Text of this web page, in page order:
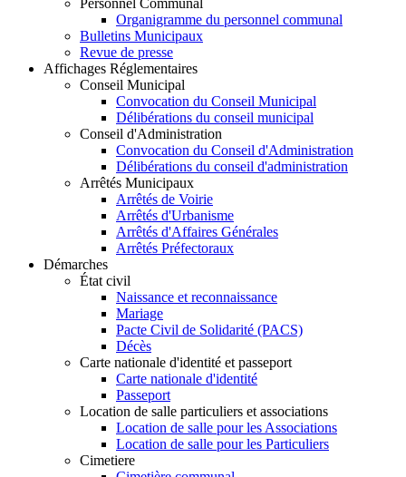
Personnel Communal
Organigramme du personnel communal
Bulletins Municipaux
Revue de presse
Affichages Réglementaires
Conseil Municipal
Convocation du Conseil Municipal
Délibérations du conseil municipal
Conseil d'Administration
Convocation du Conseil d'Administration
Délibérations du conseil d'administration
Arrêtés Municipaux
Arrêtés de Voirie
Arrêtés d'Urbanisme
Arrêtés d'Affaires Générales
Arrêtés Préfectoraux
Démarches
État civil
Naissance et reconnaissance
Mariage
Pacte Civil de Solidarité (PACS)
Décès
Carte nationale d'identité et passeport
Carte nationale d'identité
Passeport
Location de salle particuliers et associations
Location de salle pour les Associations
Location de salle pour les Particuliers
Cimetiere